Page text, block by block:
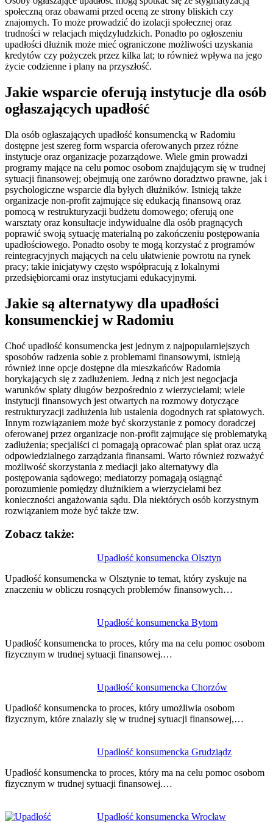
społeczną oraz obawami przed oceną ze strony bliskich czy
znajomych. To może prowadzić do izolacji społecznej oraz
trudności w relacjach międzyludzkich. Ponadto po ogłoszeniu
upadłości dłużnik może mieć ograniczone możliwości uzyskania
kredytów czy pożyczek przez kilka lat; to również wpływa na jego
życie codzienne i plany na przyszłość.
Jakie wsparcie oferują instytucje dla osób
ogłaszających upadłość
Dla osób ogłaszających upadłość konsumencką w Radomiu
dostępne jest szereg form wsparcia oferowanych przez różne
instytucje oraz organizacje pozarządowe. Wiele gmin prowadzi
programy mające na celu pomoc osobom znajdującym się w trudnej
sytuacji finansowej; obejmują one zarówno doradztwo prawne, jak i
psychologiczne wsparcie dla byłych dłużników. Istnieją także
organizacje non-profit zajmujące się edukacją finansową oraz
pomocą w restrukturyzacji budżetu domowego; oferują one
warsztaty oraz konsultacje indywidualne dla osób pragnących
poprawić swoją sytuację materialną po zakończeniu postępowania
upadłościowego. Ponadto osoby te mogą korzystać z programów
reintegracyjnych mających na celu ułatwienie powrotu na rynek
pracy; takie inicjatywy często współpracują z lokalnymi
przedsiębiorcami oraz instytucjami edukacyjnymi.
Jakie są alternatywy dla upadłości
konsumenckiej w Radomiu
Choć upadłość konsumencka jest jednym z najpopularniejszych
sposobów radzenia sobie z problemami finansowymi, istnieją
również inne opcje dostępne dla mieszkańców Radomia
borykających się z zadłużeniem. Jedną z nich jest negocjacja
warunków spłaty długów bezpośrednio z wierzycielami; wiele
instytucji finansowych jest otwartych na rozmowy dotyczące
restrukturyzacji zadłużenia lub ustalenia dogodnych rat spłatowych.
Innym rozwiązaniem może być skorzystanie z pomocy doradczej
oferowanej przez organizacje non-profit zajmujące się problematyką
zadłużenia; specjaliści ci pomagają opracować plan spłat oraz uczą
odpowiedzialnego zarządzania finansami. Warto również rozważyć
możliwość skorzystania z mediacji jako alternatywy dla
postępowania sądowego; mediatorzy pomagają osiągnąć
porozumienie pomiędzy dłużnikiem a wierzycielami bez
konieczności angażowania sądu. Dla niektórych osób korzystnym
rozwiązaniem może być także tzw.
Zobacz także:
Upadłość konsumencka Olsztyn
Upadłość konsumencka w Olsztynie to temat, który zyskuje na
znaczeniu w obliczu rosnących problemów finansowych…
Upadłość konsumencka Bytom
Upadłość konsumencka to proces, który ma na celu pomoc osobom
fizycznym w trudnej sytuacji finansowej.…
Upadłość konsumencka Chorzów
Upadłość konsumencka to proces, który umożliwia osobom
fizycznym, które znalazły się w trudnej sytuacji finansowej,…
Upadłość konsumencka Grudziądz
Upadłość konsumencka to proces, który ma na celu pomoc osobom
fizycznym w trudnej sytuacji finansowej.…
Upadłość konsumencka Wrocław
wpisu